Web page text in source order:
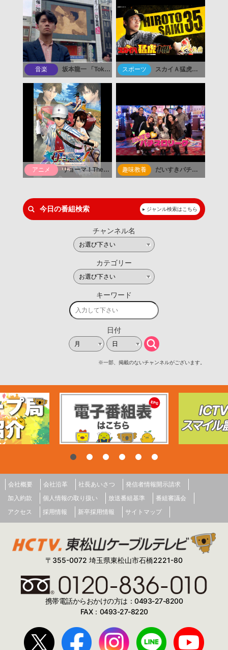
会社概要 会社沿革 社長あいさつ
発信者情報開示請求
加入約款
個人情報の取り扱い 放送番組基準
番組審議会
アクセス
採用情報 新卒採用情報 サイトマップ
〒355-0072 埼玉県東松山市石橋2221-80
携帯電話からおかけの方は：0493-27-8200
FAX：0493-27-8220